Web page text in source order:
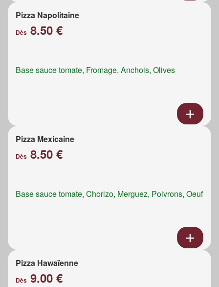
Pizza Napolitaine
Dès 8.50 €
Base sauce tomate, Fromage, Anchois, Olives
Pizza Mexicaine
Dès 8.50 €
Base sauce tomate, Chorizo, Merguez, Poivrons, Oeuf
Pizza Hawaïenne
Dès 9.00 €